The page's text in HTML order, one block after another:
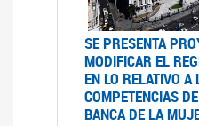
SE PRESENTA
MODIFICAR EL
EN LO RELATIVO A
COMPETENCIAS
BANCA DE LA